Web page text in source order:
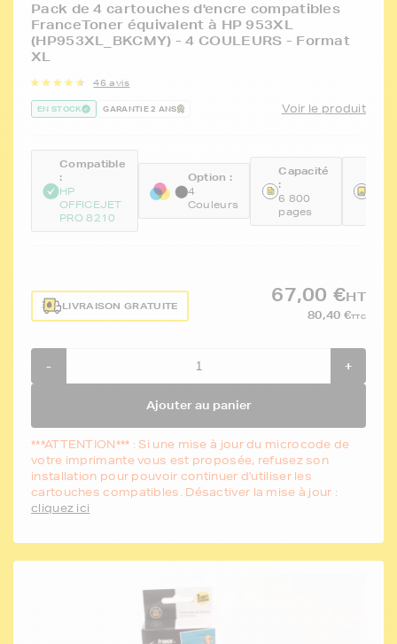
Pack de 4 cartouches d'encre compatibles
FranceToner équivalent à HP 953XL
(HP953XL_BKCMY) - 4 COULEURS - Format
XL
46 avis
EN STOCK GARANTIE 2 ANS Voir le produit
Compatible
:
HP
OFFICEJET
PRO 8210
Option :
4
Couleurs
Capacité
:
6 800
pages
LIVRAISON GRATUITE
67,00 €HT
80,40 €TTC
- +
Ajouter au panier
***ATTENTION*** : Si une mise à jour du microcode de
votre imprimante vous est proposée, refusez son
installation pour pouvoir continuer d'utiliser les
cartouches compatibles. Désactiver la mise à jour :
cliquez ici